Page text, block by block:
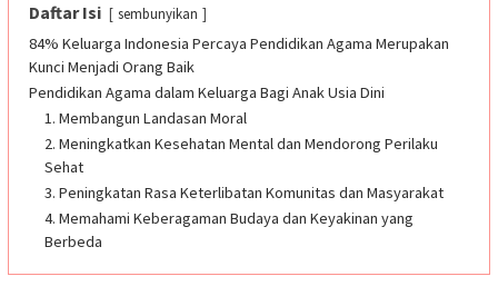
Daftar Isi sembunyikan
84% Keluarga Indonesia Percaya Pendidikan Agama Merupakan
Kunci Menjadi Orang Baik
Pendidikan Agama dalam Keluarga Bagi Anak Usia Dini
1. Membangun Landasan Moral
2. Meningkatkan Kesehatan Mental dan Mendorong Perilaku
Sehat
3. Peningkatan Rasa Keterlibatan Komunitas dan Masyarakat
4. Memahami Keberagaman Budaya dan Keyakinan yang
Berbeda